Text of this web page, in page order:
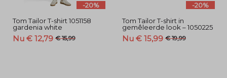
-20%
Tom Tailor T-shirt 1051158
gardenia white
Nu € 12,79 € 15,99
-20%
Tom Tailor T-shirt in
gemêleerde look – 1050225
Nu € 15,99 € 19,99